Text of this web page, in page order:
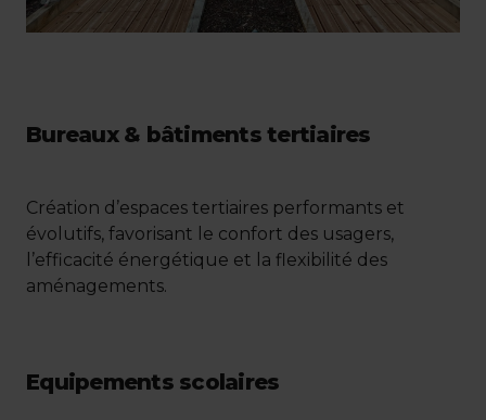
Bureaux & bâtiments tertiaires
Création d’espaces tertiaires performants et
évolutifs, favorisant le confort des usagers,
l’efficacité énergétique et la flexibilité des
aménagements.
Equipements scolaires